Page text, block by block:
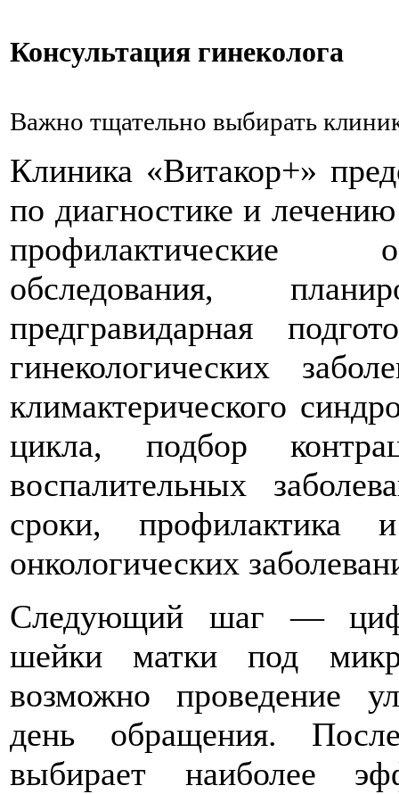
Консультация гинеколога
Важно тщательно выбирать
Клиника «Витакор+»
по диагностике и
профилактические
обследования,
предгравидарная
гинекологических
климактерического
цикла, подбор
воспалительных
сроки, профилактика
онкологических
Следующий шаг —
шейки матки под
возможно проведение
день обращения.
выбирает наиболее